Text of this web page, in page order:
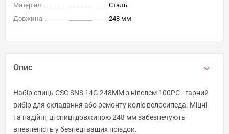
Матеріал
Сталь
Довжина
248 мм
Опис
Набір спиць CSC SNS 14G 248MM з ніпелем 100PC - гарний
вибір для складання або ремонту коліс велосипеда. Міцні
та надійні, ці спиці довжиною 248 мм забезпечують
впевненість у безпеці ваших поїздок.